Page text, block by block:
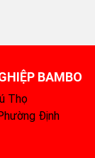
BAMBO
Thọ
Định